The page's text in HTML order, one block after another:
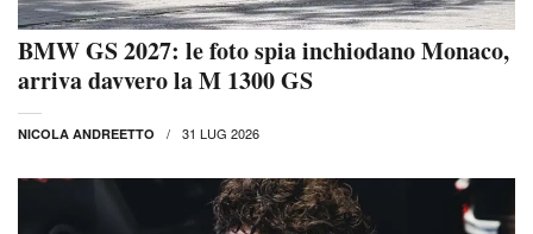
BMW GS 2027: le foto spia inchiodano Monaco,
arriva davvero la M 1300 GS
NICOLA ANDREETTO 31 LUG 2026